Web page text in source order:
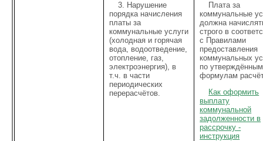
3. Нарушение
порядка начисления
платы за
коммунальные услуги
(холодная и горячая
вода, водоотведение,
отопление, газ,
электроэнергия), в
т.ч. в части
периодических
перерасчётов.
Плата за
коммунальные
должна
строго в
с Правилами
предоставления
коммунальных
по утверждённым
формулам
Как оформить
выплату
коммунальной
задолженности в
рассрочку -
инструкция